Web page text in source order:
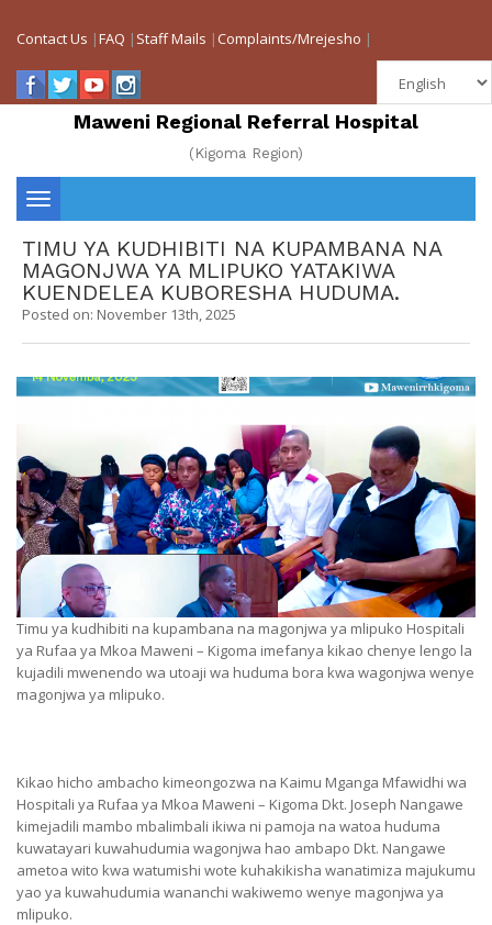
Contact Us |FAQ | Staff Mails |Complaints/Mrejesho |
Maweni Regional Referral Hospital
(Kigoma Region)
Toggle
navigation
TIMU YA KUDHIBITI NA KUPAMBANA NA
MAGONJWA YA MLIPUKO YATAKIWA
KUENDELEA KUBORESHA HUDUMA.
Posted on: November 13th, 2025
Timu ya kudhibiti na kupambana na magonjwa ya mlipuko Hospitali
ya Rufaa ya Mkoa Maweni – Kigoma imefanya kikao chenye lengo la
kujadili mwenendo wa utoaji wa huduma bora kwa wagonjwa wenye
magonjwa ya mlipuko.
Kikao hicho ambacho kimeongozwa na Kaimu Mganga Mfawidhi wa
Hospitali ya Rufaa ya Mkoa Maweni – Kigoma Dkt. Joseph Nangawe
kimejadili mambo mbalimbali ikiwa ni pamoja na watoa huduma
kuwatayari kuwahudumia wagonjwa hao ambapo Dkt. Nangawe
ametoa wito kwa watumishi wote kuhakikisha wanatimiza majukumu
yao ya kuwahudumia wananchi wakiwemo wenye magonjwa ya
mlipuko.